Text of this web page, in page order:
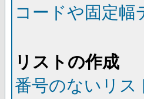
コードや固定幅
リストの作成
番号のないリス